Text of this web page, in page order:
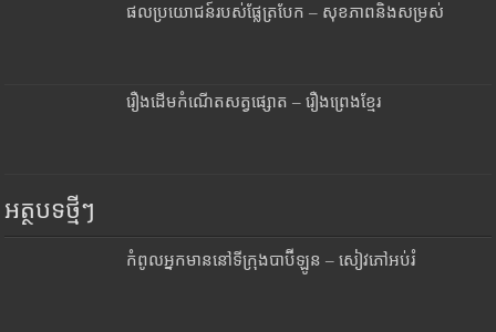
ផលប្រយោជន៍របស់ផ្លែត្របែក – សុខភាពនិងសម្រស់
រឿងដើមកំណើតសត្វផ្សោត – រឿងព្រេងខ្មែរ
អត្ថបទថ្មីៗ
កំពូលអ្នកមាននៅទីក្រុងបាប៊ីឡូន – សៀវភៅអប់រំ